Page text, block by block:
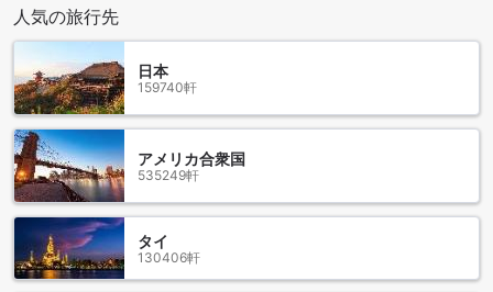
人気の旅行先
日本
159740軒
アメリカ合衆国
535249軒
タイ
130406軒